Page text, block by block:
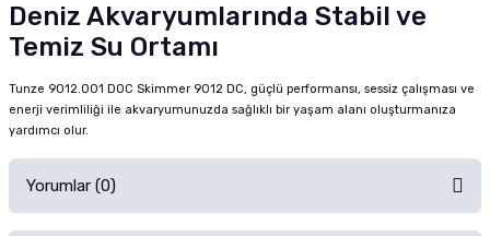
Deniz Akvaryumlarında Stabil ve
Temiz Su Ortamı
Tunze 9012.001 DOC Skimmer 9012 DC, güçlü performansı, sessiz çalışması ve
enerji verimliliği ile akvaryumunuzda sağlıklı bir yaşam alanı oluşturmanıza
yardımcı olur.
Yorumlar (0)